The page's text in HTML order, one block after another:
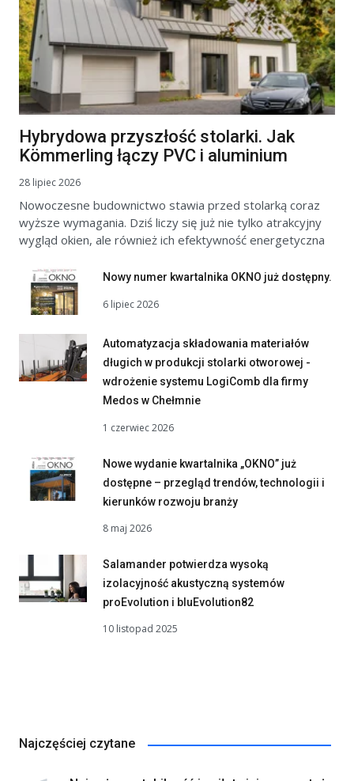
Hybrydowa przyszłość stolarki. Jak
Kömmerling łączy PVC i aluminium
28 lipiec 2026
Nowoczesne budownictwo stawia przed stolarką coraz
wyższe wymagania. Dziś liczy się już nie tylko atrakcyjny
wygląd okien, ale również ich efektywność energetyczna
Nowy numer kwartalnika OKNO już dostępny.
6 lipiec 2026
Automatyzacja składowania materiałów
długich w produkcji stolarki otworowej -
wdrożenie systemu LogiComb dla firmy
Medos w Chełmnie
1 czerwiec 2026
Nowe wydanie kwartalnika „OKNO” już
dostępne – przegląd trendów, technologii i
kierunków rozwoju branży
8 maj 2026
Salamander potwierdza wysoką
izolacyjność akustyczną systemów
proEvolution i bluEvolution82
10 listopad 2025
Najczęściej czytane